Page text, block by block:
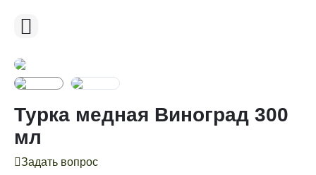
Турка медная Виноград 300
мл
Задать вопрос